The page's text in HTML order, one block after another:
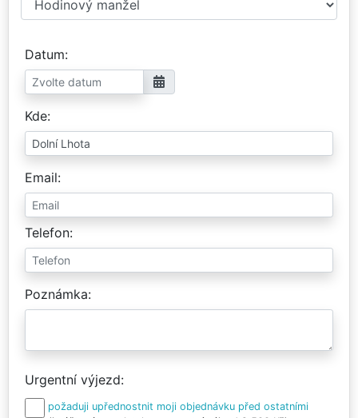
Datum
Kde
Email
Telefon
Poznámka
Urgentní výjezd
požaduji upřednostnit moji objednávku před ostatními